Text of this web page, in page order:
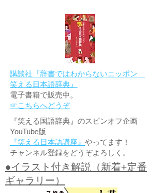
講談社『辞書ではわからないニッポン
笑える日本語辞典』
電子書籍で販売中。
☞こちらへどうぞ
『笑える国語辞典』のスピンオフ企画
YouTube版
『笑える日本語講座』 やってます！
チャンネル登録をどうぞよろしく。
●イラスト付き解説（新着+定番
ギャラリー）